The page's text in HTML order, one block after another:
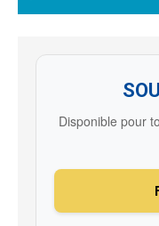
Disponible pour